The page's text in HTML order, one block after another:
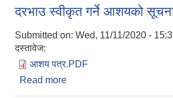
दरभाउ स्वीकृत गर्ने आशयको
Submitted on: Wed, 11/11/2020 -
दस्तावेज:
आशय पत्र.PDF
Read more